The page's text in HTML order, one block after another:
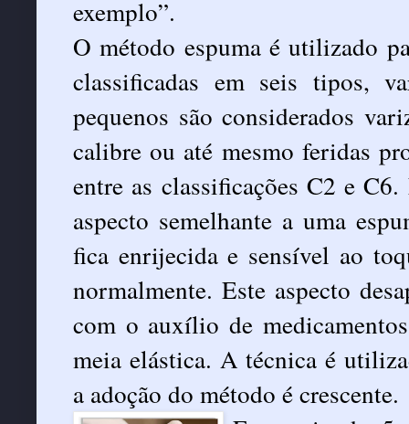
exemplo”.
O método espuma é utilizado
classificadas em seis tipos,
pequenos são considerados
calibre ou até mesmo feridas
entre as classificações C2 e
aspecto semelhante a uma
fica enrijecida e sensível ao
normalmente. Este aspecto
com o auxílio de
meia elástica. A técnica é
a adoção do método é crescente.